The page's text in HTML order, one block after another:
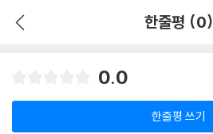
한줄평 (0)
0.0
한줄평 쓰기